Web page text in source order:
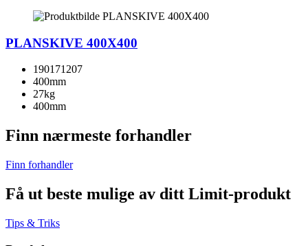
PLANSKIVE 400X400
190171207
400mm
27kg
400mm
Finn nærmeste forhandler
Finn forhandler
Få ut beste mulige av ditt Limit-produkt
Tips & Triks